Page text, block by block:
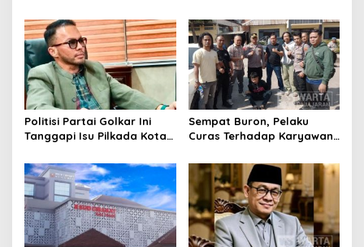
Pembinaan
Kasus Narkoba
Politisi Partai Golkar Ini
Tanggapi Isu Pilkada Kota
Sempat Buron, Pelaku
Curas Terhadap Karyawan
Ditangkap Polisi